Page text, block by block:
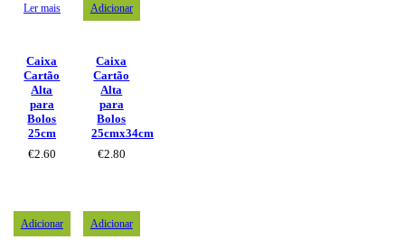
Ler mais
Caixa
Cartão
Alta
para
Bolos
25cm
€2.60
Adicionar
Caixa
Cartão
Alta
para
Bolos
25cmx34cm
€2.80
Adicionar Adicionar